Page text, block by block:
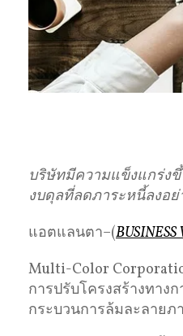
บริษัทมีความแข็งแกร่ง
งบดุลที่ลดภาระหนี้ลงอย่
แอตแลนตา–(
Multi-Color
การปรับโครงสร้างทาง
กระบวนการล้มละลายภ